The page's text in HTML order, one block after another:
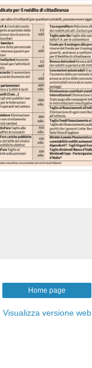
Home page
Visualizza versione web